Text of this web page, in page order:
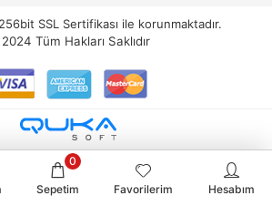
SSL Sertifikası ile korunmaktadır.
Tüm Hakları Saklıdır
Sepetim
0
Favorilerim Hesabım